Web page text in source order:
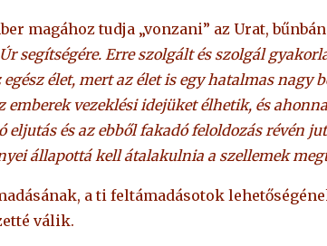
magához tudja „vonzani” az Urat,
segítségére. Erre szolgált és szolgál
élet, mert az élet is egy hatalmas nagy
emberek vezeklési idejüket élhetik, és
eljutás és az ebből fakadó feloldozás révén
állapottá kell átalakulnia a szellemek
a ti feltámadásotok
válik.